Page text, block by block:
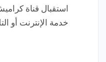
استقبال قناة
خدمة الإنترنت أو